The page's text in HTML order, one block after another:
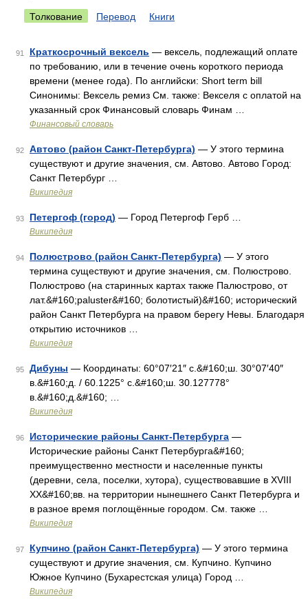
Толкование Перевод Книги
91 Краткосрочный вексель — вексель, подлежащий оплате
по требованию, или в течение очень короткого периода
времени (менее года). По английски: Short term bill
Синонимы: Вексель ремиз См. также: Векселя с оплатой на
указанный срок Финансовый словарь Финам …
Финансовый словарь
92 Автово (район Санкт-Петербурга) — У этого термина
существуют и другие значения, см. Автово. Автово Город:
Санкт Петербург …
Википедия
93 Петергоф (город) — Город Петергоф Герб …
Википедия
94 Полюстрово (район Санкт-Петербурга) — У этого
термина существуют и другие значения, см. Полюстрово.
Полюстрово (на старинных картах также Палюстрово, от
лат.&#160;paluster&#160; болотистый)&#160; исторический
район Санкт Петербурга на правом берегу Невы. Благодаря
открытию источников …
Википедия
95 Дибуны — Координаты: 60°07′21″ с.&#160;ш. 30°07′40″
в.&#160;д. / 60.1225° с.&#160;ш. 30.127778°
в.&#160;д.&#160; …
Википедия
96 Исторические районы Санкт-Петербурга —
Исторические районы Санкт Петербурга&#160;
преимущественно местности и населенные пункты
(деревни, села, поселки, хутора), существовавшие в XVIII
XX&#160;вв. на территории нынешнего Санкт Петербурга и
в разное время поглощённые городом. См. также …
Википедия
97 Купчино (район Санкт-Петербурга) — У этого термина
существуют и другие значения, см. Купчино. Купчино
Южное Купчино (Бухарестская улица) Город …
Википедия